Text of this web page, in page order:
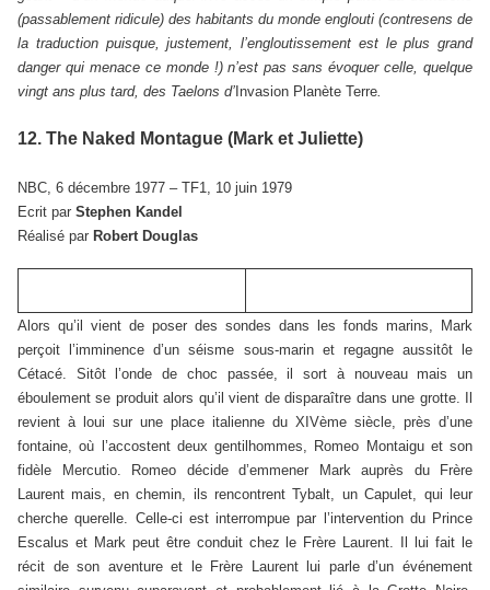
(passablement ridicule) des habitants du monde englouti (contresens de
la traduction puisque, justement, l’engloutissement est le plus grand
danger qui menace ce monde !) n’est pas sans évoquer celle, quelque
vingt ans plus tard, des Taelons d’Invasion Planète Terre
12. The Naked Montague (Mark et Juliette)
NBC, 6 décembre 1977 – TF1, 10 juin 1979
Ecrit par Stephen Kandel
Réalisé par Robert Douglas
Alors qu’il vient de poser des sondes dans les fonds marins, Mark
perçoit l’imminence d’un séisme sous-marin et regagne aussitôt le
Cétacé. Sitôt l’onde de choc passée, il sort à nouveau mais un
éboulement se produit alors qu’il vient de disparaître dans une grotte. Il
revient à loui sur une place italienne du XIVème siècle, près d’une
fontaine, où l’accostent deux gentilhommes, Romeo Montaigu et son
fidèle Mercutio. Romeo décide d’emmener Mark auprès du Frère
Laurent mais, en chemin, ils rencontrent Tybalt, un Capulet, qui leur
cherche querelle. Celle-ci est interrompue par l’intervention du Prince
Escalus et Mark peut être conduit chez le Frère Laurent. Il lui fait le
récit de son aventure et le Frère Laurent lui parle d’un événement